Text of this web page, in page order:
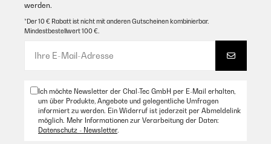
Praktisch für einen schönen und entspannten Abend mit dem Partner
Amazon Benutzer – Bewertung durch Chal-Tec GmbH nicht
eigenständig überprüft
06/12/2024
Sehr sehr nettes Spiel für einen angenehmen Abend oder für
Zwischendurch einmal. Jedoch passen leider manchmal die Bilder
nicht zum Text und manchmal schon.
Amazon Benutzer – Bewertung durch Chal-Tec GmbH nicht
werden.
*Der 10 € Rabatt ist nicht mit anderen Gutscheinen kombinierbar.
Mindestbestellwert 100 €.
Ich möchte Newsletter der Chal-Tec GmbH per E-Mail erhalten,
um über Produkte, Angebote und gelegentliche Umfragen
informiert zu werden. Ein Widerruf ist jederzeit per Abmeldelink
möglich. Mehr Informationen zur Verarbeitung der Daten:
Datenschutz - Newsletter.